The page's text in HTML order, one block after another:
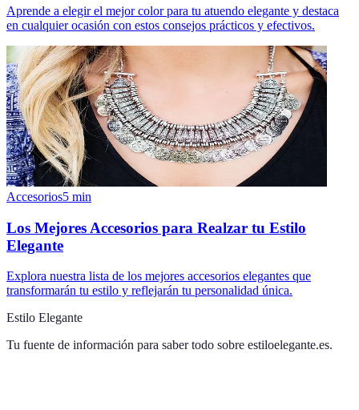
Aprende a elegir el mejor color para tu atuendo elegante y destaca
en cualquier ocasión con estos consejos prácticos y efectivos.
Accesorios5 min
Los Mejores Accesorios para Realzar tu Estilo
Elegante
Explora nuestra lista de los mejores accesorios elegantes que
transformarán tu estilo y reflejarán tu personalidad única.
Estilo Elegante
Tu fuente de información para saber todo sobre estiloelegante.es.